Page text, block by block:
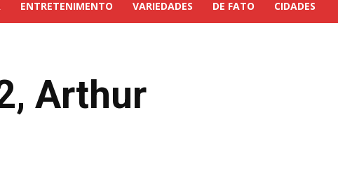
ENTRETENIMENTO VARIEDADES DE FATO CIDADES
Arthur